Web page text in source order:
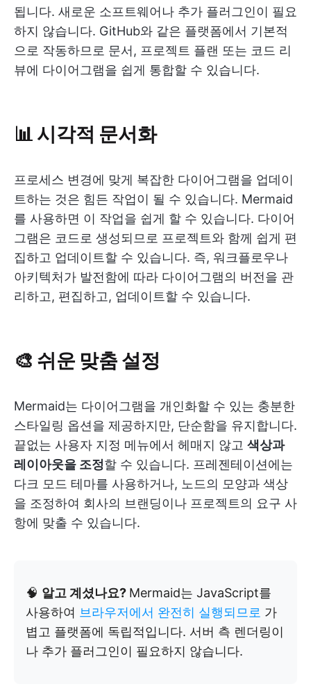
됩니다. 새로운 소프트웨어나 추가 플러그인이 필요
하지 않습니다. GitHub와 같은 플랫폼에서 기본적
으로 작동하므로 문서, 프로젝트 플랜 또는 코드 리
뷰에 다이어그램을 쉽게 통합할 수 있습니다.
📊 시각적 문서화
프로세스 변경에 맞게 복잡한 다이어그램을 업데이
트하는 것은 힘든 작업이 될 수 있습니다. Mermaid
를 사용하면 이 작업을 쉽게 할 수 있습니다. 다이어
그램은 코드로 생성되므로 프로젝트와 함께 쉽게 편
집하고 업데이트할 수 있습니다. 즉, 워크플로우나
아키텍처가 발전함에 따라 다이어그램의 버전을 관
리하고, 편집하고, 업데이트할 수 있습니다.
🎨 쉬운 맞춤 설정
Mermaid는 다이어그램을 개인화할 수 있는 충분한
스타일링 옵션을 제공하지만, 단순함을 유지합니다.
끝없는 사용자 지정 메뉴에서 헤매지 않고 색상과
레이아웃을 조정할 수 있습니다. 프레젠테이션에는
다크 모드 테마를 사용하거나, 노드의 모양과 색상
을 조정하여 회사의 브랜딩이나 프로젝트의 요구 사
항에 맞출 수 있습니다.
🧠 알고 계셨나요? Mermaid는 JavaScript를
사용하여 브라우저에서 완전히 실행되므로 가
볍고 플랫폼에 독립적입니다. 서버 측 렌더링이
나 추가 플러그인이 필요하지 않습니다.